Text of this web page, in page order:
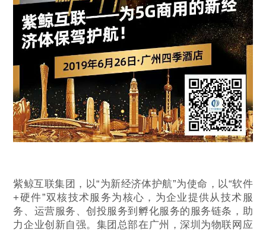
紫鲸互联集团，以“为新经济体护航”为使命，以“软件
+硬件”双核技术服务为核心，为企业提供从技术服
务、运营服务、创投服务到孵化服务的服务链条，助
力企业创新自强。集团总部在广州，深圳为物联网应